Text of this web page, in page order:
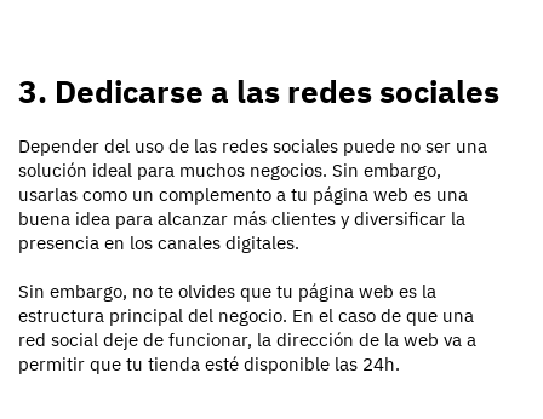
3. Dedicarse a las redes sociales
Depender del uso de las redes sociales puede no ser una
solución ideal para muchos negocios. Sin embargo,
usarlas como un complemento a tu página web es una
buena idea para alcanzar más clientes y diversificar la
presencia en los canales digitales.
Sin embargo, no te olvides que tu página web es la
estructura principal del negocio. En el caso de que una
red social deje de funcionar, la dirección de la web va a
permitir que tu tienda esté disponible las 24h.